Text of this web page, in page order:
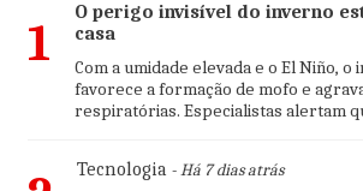
1
O perigo invisível do inverno
casa
Com a umidade elevada e o El Niño, o
favorece a formação de mofo e
respiratórias. Especialistas alertam
Tecnologia- Há 7 dias atrás